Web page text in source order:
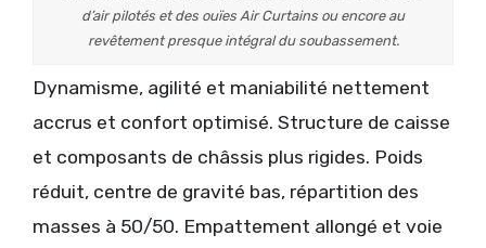
d’air pilotés et des ouïes Air Curtains ou encore au
revêtement presque intégral du soubassement.
Dynamisme, agilité et maniabilité nettement
accrus et confort optimisé. Structure de caisse
et composants de châssis plus rigides. Poids
réduit, centre de gravité bas, répartition des
masses à 50/50. Empattement allongé et voie